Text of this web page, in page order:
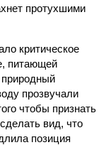
протухшими
критическое
питающей
прозвучали
чтобы признать
вид, что
позиция